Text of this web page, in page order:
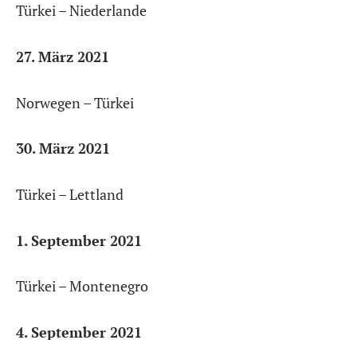
Türkei – Niederlande
27. März 2021
Norwegen – Türkei
30. März 2021
Türkei – Lettland
1. September 2021
Türkei – Montenegro
4. September 2021